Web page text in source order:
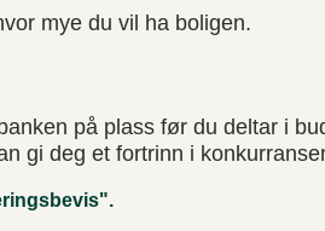
mye du vil ha boligen.
på plass før du deltar i
gi deg et fortrinn i